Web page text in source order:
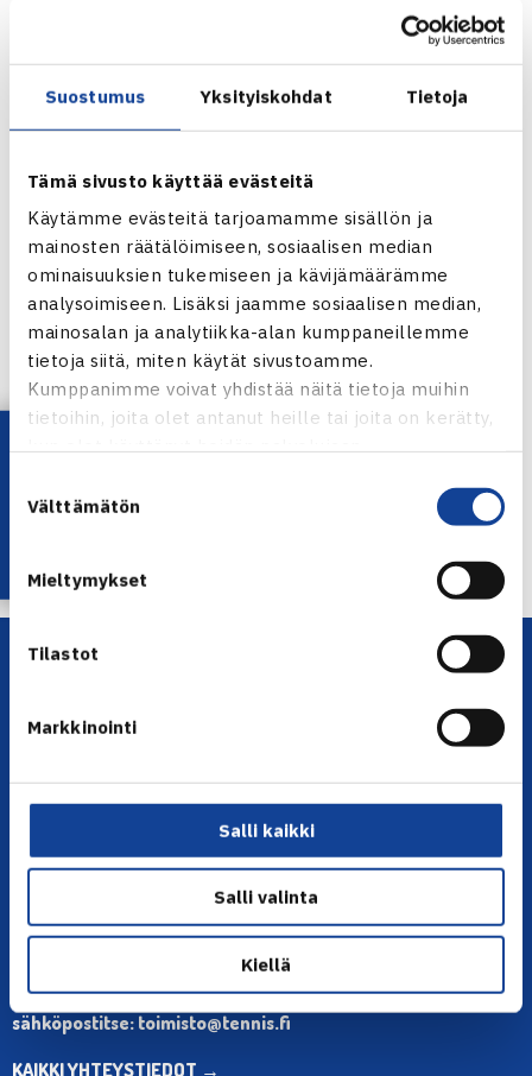
Suostumus Yksityiskohdat Tietoja
Tämä sivusto käyttää evästeitä
Käytämme evästeitä tarjoamamme sisällön ja
mainosten räätälöimiseen, sosiaalisen median
ominaisuuksien tukemiseen ja kävijämäärämme
analysoimiseen. Lisäksi jaamme sosiaalisen median,
mainosalan ja analytiikka-alan kumppaneillemme
tietoja siitä, miten käytät sivustoamme.
Kumppanimme voivat yhdistää näitä tietoja muihin
tietoihin, joita olet antanut heille tai joita on kerätty,
valinta
Välttämätön
Mieltymykset
Tilastot
Markkinointi
Salli kaikki
Salli valinta
Kiellä
kaavion alimmaisessa neljänneksessä ja lähimpänä
(ATP-41), joka on turnauksen kahdesanneksi sijoitettu.
Ottelu ei ole maanantain otteluohjelmassa.
Münchenin ATP-250 turnaus verkossa
Jarkko Niemisen verkkosivut
Jaa:
← Edellinen
karsinnoissa… →
Lataa OmaTennis!
Olympiastadion, Paavo Nurmen tie 1, 00250 Helsinki
Toimiston puhelinajat:
Muina aikoina olkaa yhteydessä
sähköpostitse: toimisto@tennis.fi
KAIKKI YHTEYSTIEDOT →